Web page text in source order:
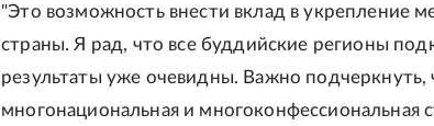
"Это возможность внести вклад в укрепление
страны. Я рад, что все буддийские регионы
результаты уже очевидны. Важно подчеркнуть,
многонациональная и многоконфессиональная